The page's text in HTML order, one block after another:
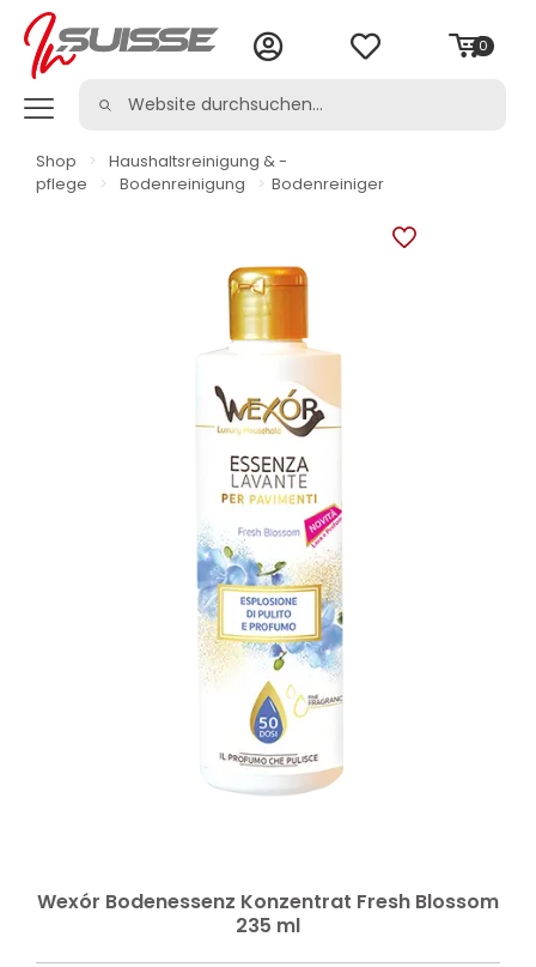
0
Shop >
Haushaltsreinigung & -
pflege
> Bodenreinigung > Bodenreiniger
Wexór Bodenessenz Konzentrat Fresh Blossom
235 ml